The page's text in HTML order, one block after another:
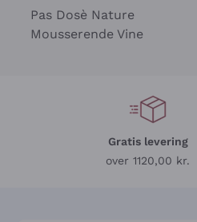
Pas Dosè Nature
Mousserende Vine
Gratis levering
over 1120,00 kr.